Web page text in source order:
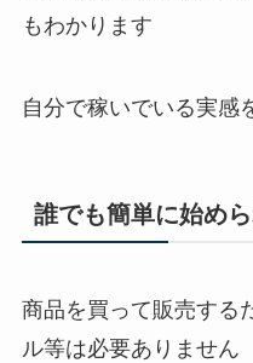
もわかります
自分で稼いでいる実感
誰でも簡単に始め
商品を買って販売する
ル等は必要ありません